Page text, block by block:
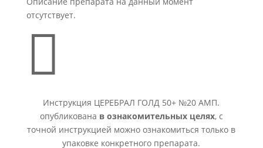
отсутствует.

Инструкция ЦЕРЕБРАЛ ГОЛД 50+ №20 АМП.
опубликована в ознакомительных целях, с
точной инструкцией можно ознакомиться только в
упаковке конкретного препарата.